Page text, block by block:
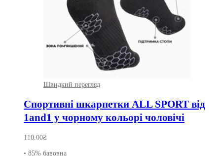
Швидкий перегляд
Спортивні шкарпетки ALL SPORT від
1and1 у чорному кольорі чоловічі
110.00₴
• 85% бавовна